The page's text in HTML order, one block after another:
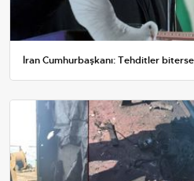
İran Cumhurbaşkanı: Tehditler